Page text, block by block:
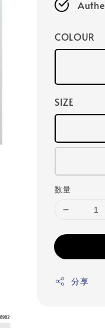
COLOUR
SIZE
数量
分享